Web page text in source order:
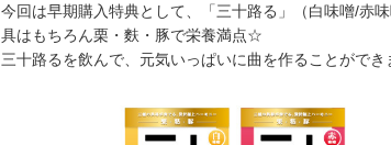
今回は早期購入特典として、「三十路る」（白味噌/赤
具はもちろん栗・麩・豚で栄養満点☆
三十路るを飲んで、元気いっぱいに曲を作ることができ